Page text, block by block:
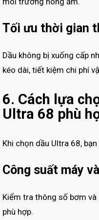
Tối ưu thời gian
Dầu không bị xuống cấp
kéo dài, tiết kiệm chi phí
6. Cách lựa
Ultra 68 phù
Khi chọn dầu Ultra 68,
Công suất máy
Kiểm tra thông số bơm
phù hợp.